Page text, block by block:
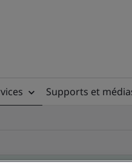
Supports et